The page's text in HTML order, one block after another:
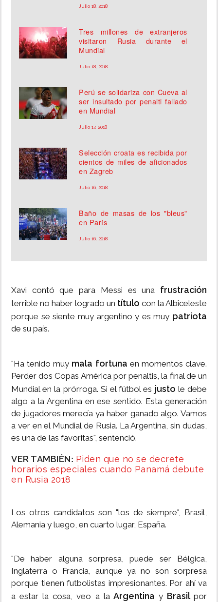
Julio 18, 2018
Tres millones de extranjeros
visitaron Rusia durante el
Mundial
Julio 18, 2018
Perú se solidariza con Cueva al
ser insultado por penalti fallado
en Mundial
Julio 17, 2018
Selección croata es recibida por
cientos de miles de aficionados
en Zagreb
Julio 16, 2018
Baño de masas de los "bleus"
en París
Julio 16, 2018
Xavi contó que para Messi es una frustración
terrible no haber logrado un título con la Albiceleste
porque se siente muy argentino y es muy patriota
de su país.
"Ha tenido muy mala fortuna en momentos clave.
Perder dos Copas América por penaltis, la final de un
Mundial en la prórroga. Si el fútbol es justo le debe
algo a la Argentina en ese sentido. Esta generación
de jugadores merecía ya haber ganado algo. Vamos
a ver en el Mundial de Rusia. La Argentina, sin dudas,
es una de las favoritas", sentenció.
VER TAMBIÉN: Piden que no se decrete
horarios especiales cuando Panamá debute
en Rusia 2018
Los otros candidatos son "los de siempre", Brasil,
Alemania y luego, en cuarto lugar, España.
"De haber alguna sorpresa, puede ser Bélgica,
Inglaterra o Francia, aunque ya no son sorpresa
porque tienen futbolistas impresionantes. Por ahí va
a estar la cosa, veo a laArgentina y Brasilpor